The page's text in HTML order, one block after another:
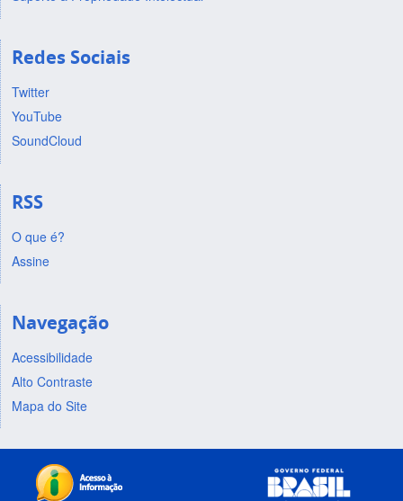
Redes Sociais
Twitter
YouTube
SoundCloud
RSS
O que é?
Assine
Navegação
Acessibilidade
Alto Contraste
Mapa do Site